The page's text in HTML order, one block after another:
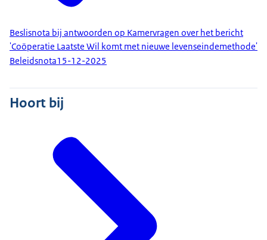
Beslisnota bij antwoorden op Kamervragen over het bericht
'Coöperatie Laatste Wil komt met nieuwe levenseindemethode'
Beleidsnota15-12-2025
Hoort bij